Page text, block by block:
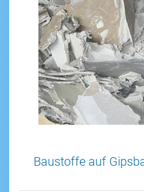
Baustoffe auf